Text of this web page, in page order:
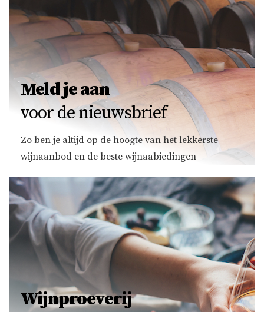
Meld je aan
voor de nieuwsbrief
Zo ben je altijd op de hoogte van het lekkerste
wijnaanbod en de beste wijnaabiedingen
Wijnproeverij